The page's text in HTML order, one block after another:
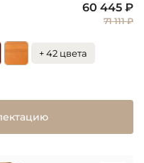
60 445 ₽
71 111 ₽
+ 42 цвета